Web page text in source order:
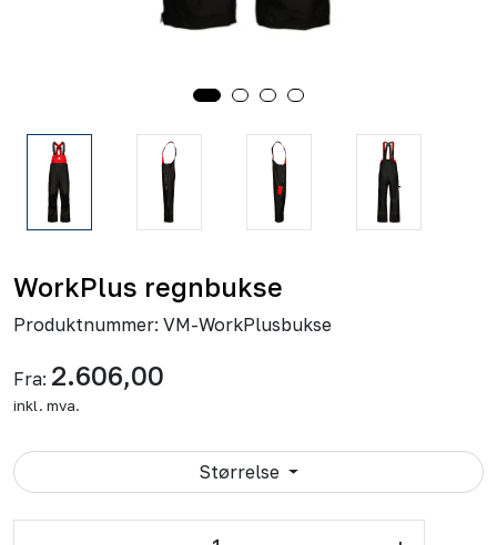
WorkPlus regnbukse
Produktnummer: VM-WorkPlusbukse
Fra: 2.606,00
inkl. mva.
Størrelse